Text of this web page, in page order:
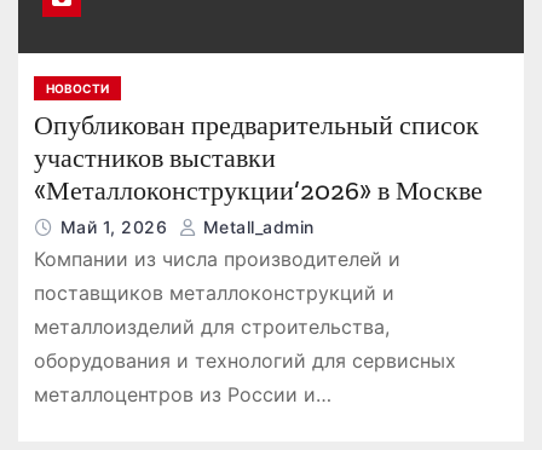
НОВОСТИ
Опубликован предварительный список
участников выставки
«Металлоконструкции’2026» в Москве
Май 1, 2026 Metall_admin
Компании из числа производителей и
поставщиков металлоконструкций и
металлоизделий для строительства,
оборудования и технологий для сервисных
металлоцентров из России и…